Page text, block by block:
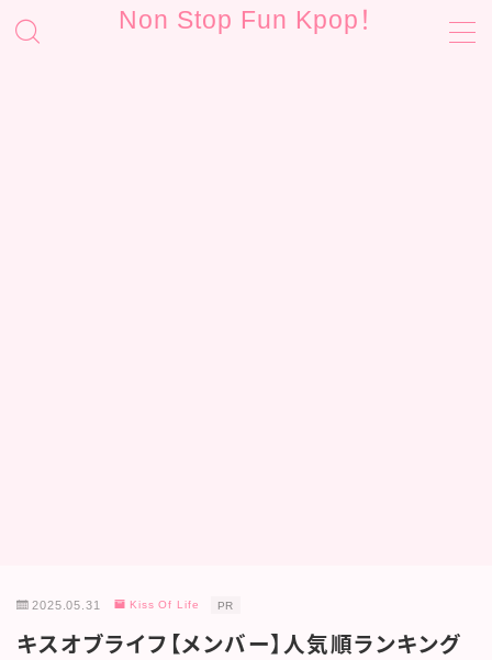
Non Stop Fun Kpop！
2025.05.31 Kiss Of Life PR
キスオブライフ【メンバー】人気順ランキング